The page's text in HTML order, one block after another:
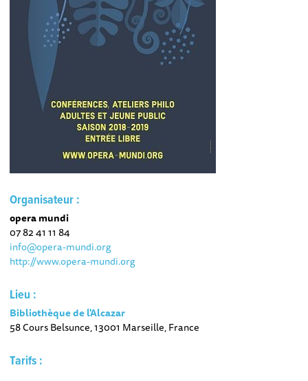
Organisateur :
opera mundi
07 82 41 11 84
info@opera-mundi.org
http://www.opera-mundi.org
Lieu :
Bibliothèque de l'Alcazar
58 Cours Belsunce, 13001 Marseille, France
Tarifs :